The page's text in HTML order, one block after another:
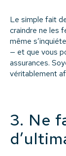
Le simple fait
craindre ne les
même
— et que vous
assurances.
véritablement
3. Ne